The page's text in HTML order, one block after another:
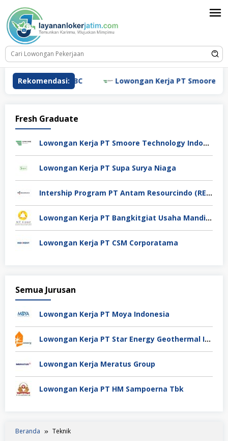
konten
Rekomendasi:
Kerja HSBC Lowongan Kerja PT Smoore
Fresh Graduate
Lowongan Kerja PT Smoore Technology Indonesia
Lowongan Kerja PT Supa Surya Niaga
Intership Program PT Antam Resourcindo (RESOURCES ID)
Lowongan Kerja PT Bangkitgiat Usaha Mandiri (NT Corp)
Lowongan Kerja PT CSM Corporatama
Semua Jurusan
Lowongan Kerja PT Moya Indonesia
Lowongan Kerja PT Star Energy Geothermal Indonesia
Lowongan Kerja Meratus Group
Lowongan Kerja PT HM Sampoerna Tbk
Beranda Teknik